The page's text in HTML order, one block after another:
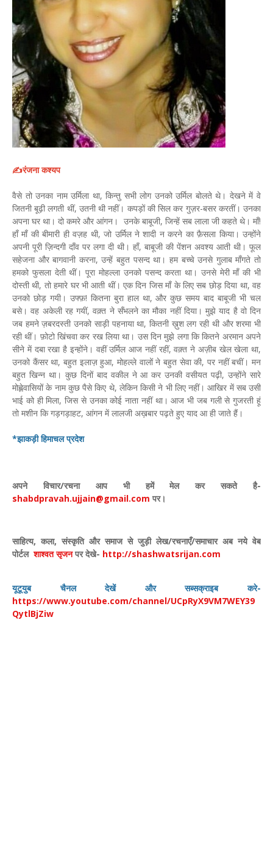
✍️रंजना कश्यप
वैसे तो उनका नाम उर्मिला था, किन्तु सभी लोग उनको उर्मिल बोलते थे। देखने में वे
जितनी बूढ़ी लगती थीं, उतनी थी नहीं। कपड़ों की सिल कर गुज़र-बसर करतीं। उनका
अपना घर था। दो कमरे और आंगन। उनके बाबूजी, जिन्हें सब लाला जी कहते थे। माँ!
हाँ माँ की बीमारी ही वज़ह थी, जो उर्मिल ने शादी न करने का फ़ैसला किया। उन्होंने
अपनी पूरी ज़िन्दगी दाँव पर लगा दी थी। हाँ, बाबूजी की पेंशन अवश्य आती थी। फूल
सहेजना और बागवानी करना, उन्हें बहुत पसन्द था। हम बच्चे उनसे गुलाब माँगते तो
हमको फुसला देती थीं। पूरा मोहल्ला उनको पसन्द करता था। उनसे मेरी माँ की भी
दोस्ती थी, तो हमारे घर भी आती थीं। एक दिन जिस माँ के लिए सब छोड़ दिया था, वह
उनको छोड़ गयी। उफ्फ़! कितना बुरा हाल था, और कुछ समय बाद बाबूजी भी चल
बसे। वह अकेली रह गयीं, वक़्त ने सँभलने का मौका नहीं दिया। मुझे याद है वो दिन
जब हमने ज़बरदस्ती उनको साड़ी पहनाया था, कितनी ख़ुश लग रही थी और शरमा भी
रही थीं। फ़ोटो खिंचवा कर रख लिया था। उस दिन मुझे लगा कि कितने अरमान अपने
सीने में दबा रखा है इन्होंने। वहीं उर्मिल आज नहीं रहीं, वक़्त ने अज़ीब खेल खेला था,
उनको कैंसर था, बहुत इलाज़ हुआ, मोहल्ले वालों ने बहुत सेवा की, पर नहीं बचीं। मन
बहुत खिन्न था। कुछ दिनों बाद वकील ने आ कर उनकी वसीयत पढ़ी, उन्होंने सारे
मोह्लेवासियों के नाम कुछ पैसे किए थे, लेकिन किसी ने भी लिए नहीं। आखिर में सब उसी
भाई को ही मिला, जिस से उनका कोई नाता नहीं था। आज भी जब गली से गुजरती हूं
तो मशीन कि गड़गड़ाहट, आंगन में लालजी अख़बार पढ़ते हुए याद आ ही जाते हैं।
*झाकड़ी हिमाचल प्रदेश
अपने विचार/रचना आप भी हमें मेल कर सकते है-
shabdpravah.ujjain@gmail.com पर।
साहित्य, कला, संस्कृति और समाज से जुड़ी लेख/रचनाएँ/समाचार अब नये वेब
पोर्टल शाश्वत सृजन पर देखे- http://shashwatsrijan.com
यूटूयुब चैनल देखें और सब्सक्राइब करे-
https://www.youtube.com/channel/UCpRyX9VM7WEY39
QytlBjZiw